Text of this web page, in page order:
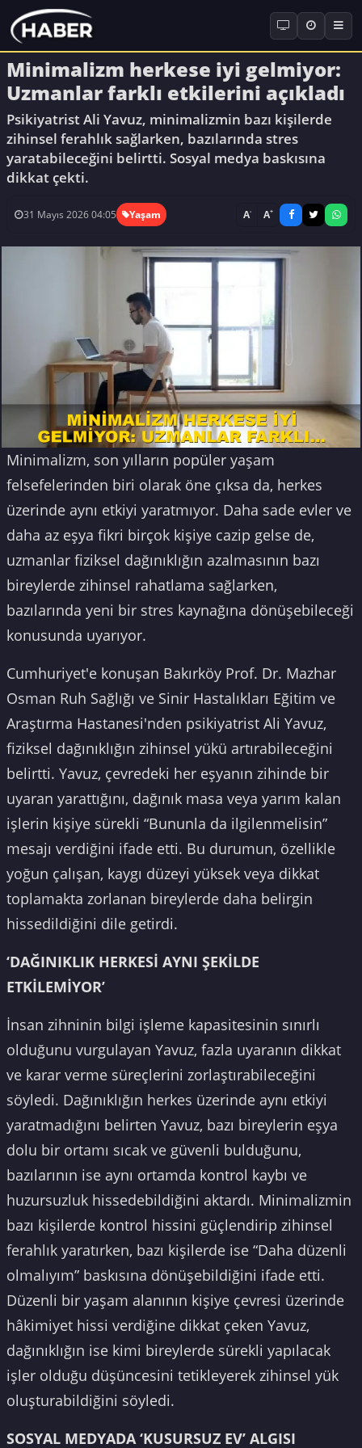
Minimalizm herkese iyi gelmiyor:
Uzmanlar farklı etkilerini açıkladı
Psikiyatrist Ali Yavuz, minimalizmin bazı kişilerde
zihinsel ferahlık sağlarken, bazılarında stres
yaratabileceğini belirtti. Sosyal medya baskısına
dikkat çekti.
31 Mayıs 2026 04:05 Yaşam A- A+
Minimalizm, son yılların popüler yaşam
felsefelerinden biri olarak öne çıksa da, herkes
üzerinde aynı etkiyi yaratmıyor. Daha sade evler ve
daha az eşya fikri birçok kişiye cazip gelse de,
uzmanlar fiziksel dağınıklığın azalmasının bazı
bireylerde zihinsel rahatlama sağlarken,
bazılarında yeni bir stres kaynağına dönüşebileceği
konusunda uyarıyor.
Cumhuriyet'e konuşan Bakırköy Prof. Dr. Mazhar
Osman Ruh Sağlığı ve Sinir Hastalıkları Eğitim ve
Araştırma Hastanesi'nden psikiyatrist Ali Yavuz,
fiziksel dağınıklığın zihinsel yükü artırabileceğini
belirtti. Yavuz, çevredeki her eşyanın zihinde bir
uyaran yarattığını, dağınık masa veya yarım kalan
işlerin kişiye sürekli “Bununla da ilgilenmelisin”
mesajı verdiğini ifade etti. Bu durumun, özellikle
yoğun çalışan, kaygı düzeyi yüksek veya dikkat
toplamakta zorlanan bireylerde daha belirgin
hissedildiğini dile getirdi.
‘DAĞINIKLIK HERKESİ AYNI ŞEKİLDE
ETKİLEMİYOR’
İnsan zihninin bilgi işleme kapasitesinin sınırlı
olduğunu vurgulayan Yavuz, fazla uyaranın dikkat
ve karar verme süreçlerini zorlaştırabileceğini
söyledi. Dağınıklığın herkes üzerinde aynı etkiyi
yaratmadığını belirten Yavuz, bazı bireylerin eşya
dolu bir ortamı sıcak ve güvenli bulduğunu,
bazılarının ise aynı ortamda kontrol kaybı ve
huzursuzluk hissedebildiğini aktardı. Minimalizmin
bazı kişilerde kontrol hissini güçlendirip zihinsel
ferahlık yaratırken, bazı kişilerde ise “Daha düzenli
olmalıyım” baskısına dönüşebildiğini ifade etti.
Düzenli bir yaşam alanının kişiye çevresi üzerinde
hâkimiyet hissi verdiğine dikkat çeken Yavuz,
dağınıklığın ise kimi bireylerde sürekli yapılacak
işler olduğu düşüncesini tetikleyerek zihinsel yük
oluşturabildiğini söyledi.
SOSYAL MEDYADA ‘KUSURSUZ EV’ ALGISI